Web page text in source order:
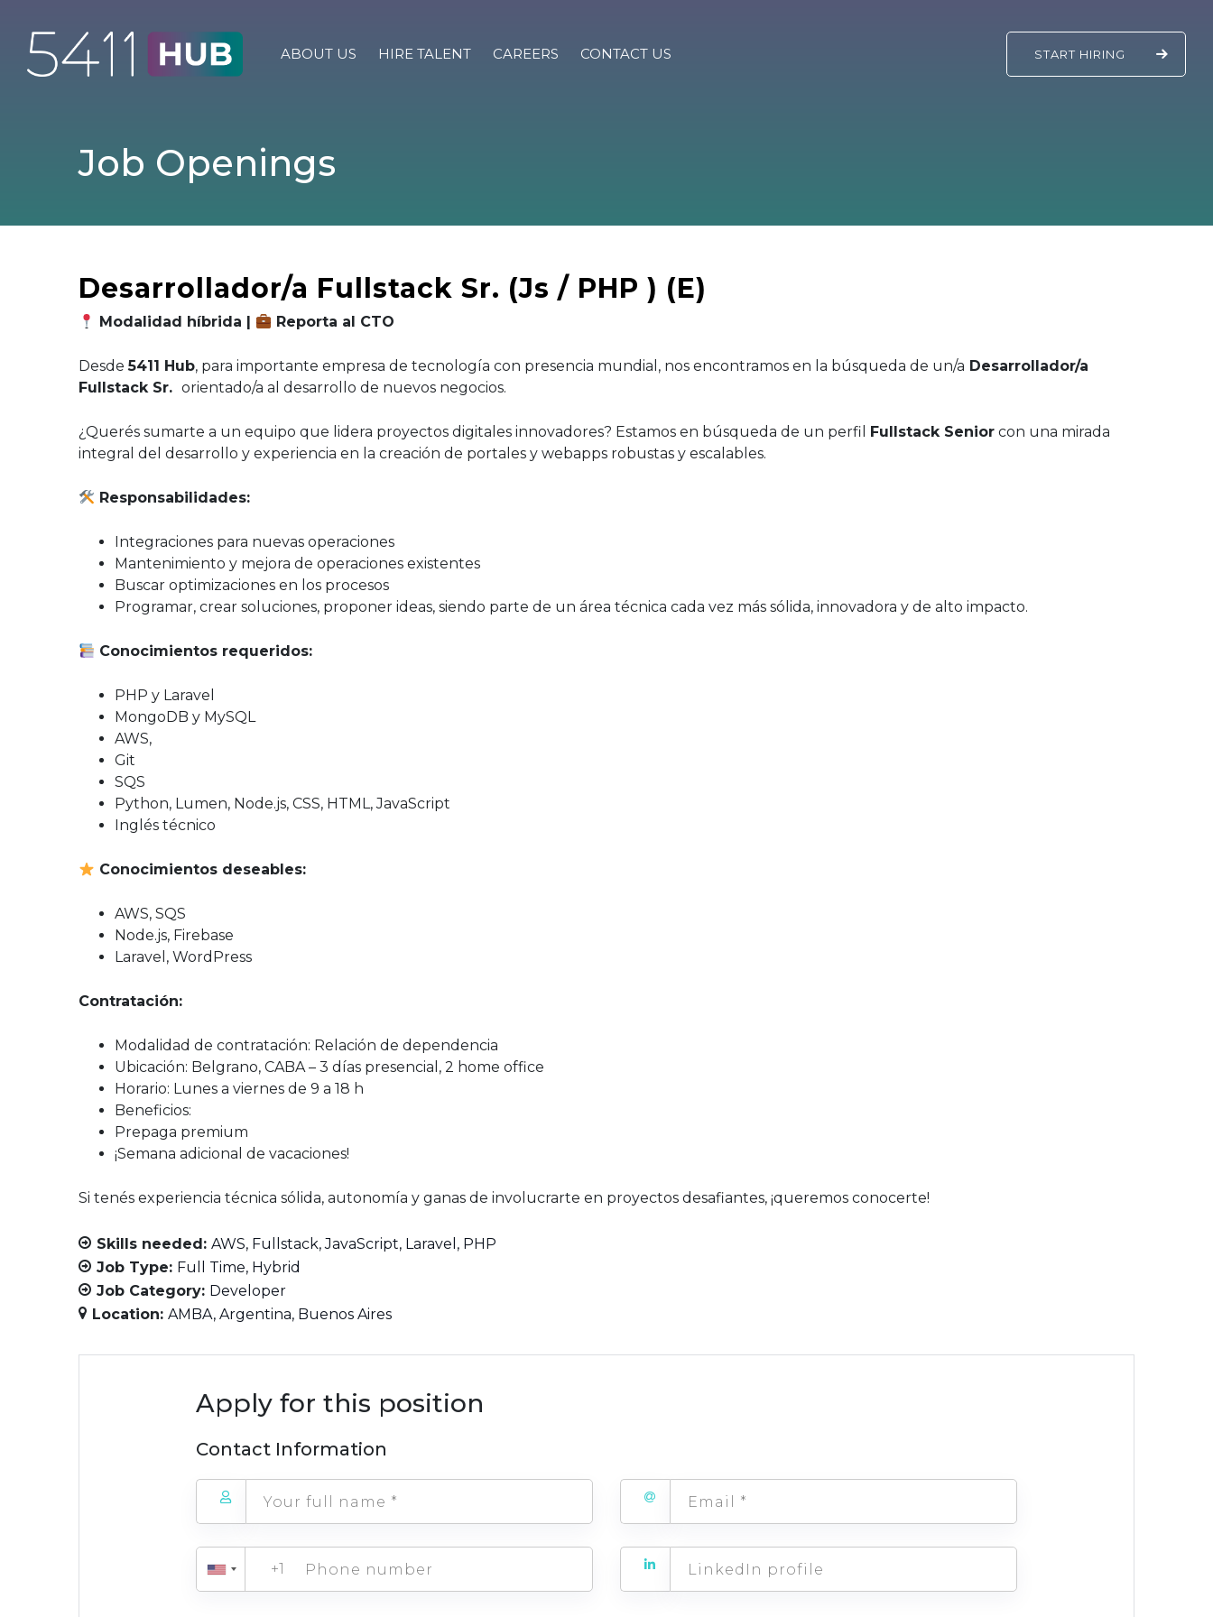
content
ABOUT US HIRE TALENT CAREERS CONTACT US START HIRING
Job Openings
Desarrollador/a Fullstack Sr. (Js / PHP ) (E)
Modalidad híbrida | Reporta al CTO
Desde5411 Hub, para importante empresa de tecnología con presencia mundial, nos encontramos en la búsqueda de un/a Desarrollador/a
Fullstack Sr. orientado/a al desarrollo de nuevos negocios.
¿Querés sumarte a un equipo que lidera proyectos digitales innovadores? Estamos en búsqueda de un perfil Fullstack Senior con una mirada
integral del desarrollo y experiencia en la creación de portales y webapps robustas y escalables.
Responsabilidades:
Integraciones para nuevas operaciones
Mantenimiento y mejora de operaciones existentes
Buscar optimizaciones en los procesos
Programar, crear soluciones, proponer ideas, siendo parte de un área técnica cada vez más sólida, innovadora y de alto impacto.
Conocimientos requeridos:
PHP y Laravel
MongoDB y MySQL
AWS,
Git
SQS
Python, Lumen, Node.js, CSS, HTML, JavaScript
Inglés técnico
Conocimientos deseables:
AWS, SQS
Node.js, Firebase
Laravel, WordPress
Contratación:
Modalidad de contratación: Relación de dependencia
Ubicación: Belgrano, CABA – 3 días presencial, 2 home office
Horario: Lunes a viernes de 9 a 18 h
Beneficios:
Prepaga premium
¡Semana adicional de vacaciones!
Si tenés experiencia técnica sólida, autonomía y ganas de involucrarte en proyectos desafiantes, ¡queremos conocerte!
Skills needed: AWS Fullstack JavaScript Laravel
PHP
Job Type: Full Time Hybrid
Job Category: Developer
Location: AMBA Argentina Buenos Aires
Apply for this position
Contact Information
+1